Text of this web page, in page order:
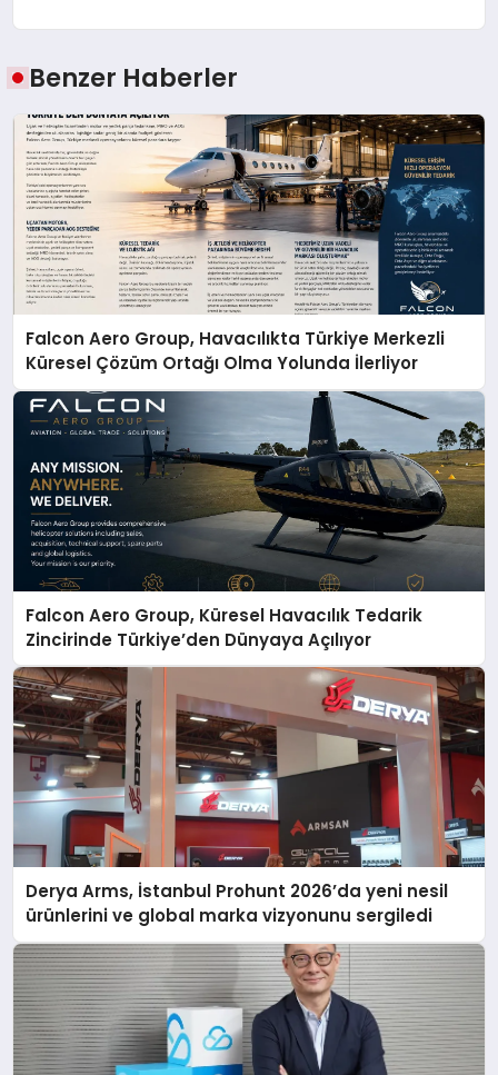
Benzer Haberler
Falcon Aero Group, Havacılıkta Türkiye Merkezli
Küresel Çözüm Ortağı Olma Yolunda İlerliyor
Falcon Aero Group, Küresel Havacılık Tedarik
Zincirinde Türkiye’den Dünyaya Açılıyor
Derya Arms, İstanbul Prohunt 2026’da yeni nesil
ürünlerini ve global marka vizyonunu sergiledi